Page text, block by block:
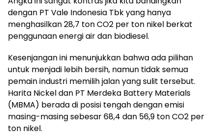
dengan PT Vale Indonesia Tbk yang hanya
menghasilkan 28,7 ton CO2 per ton nikel berkat
penggunaan energi air dan biodiesel.
Kesenjangan ini menunjukkan bahwa ada pilihan
untuk menjadi lebih bersih, namun tidak semua
pemain industri memilih jalan yang sulit tersebut.
Harita Nickel dan PT Merdeka Battery Materials
(MBMA) berada di posisi tengah dengan emisi
masing-masing sebesar 68,4 dan 56,9 ton CO2 per
ton nikel.